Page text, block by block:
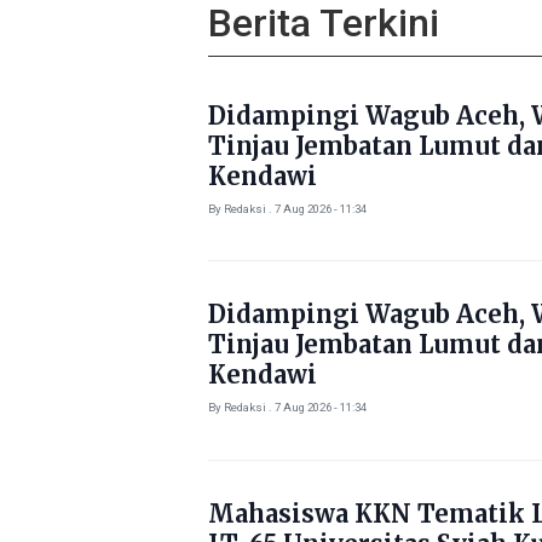
Berita Terkini
Didampingi Wagub Aceh,
Tinjau Jembatan Lumut
Kendawi
By Redaksi . 7 Aug 2026 - 11:34
Didampingi Wagub Aceh,
Tinjau Jembatan Lumut
Kendawi
By Redaksi . 7 Aug 2026 - 11:34
Mahasiswa KKN Tematik